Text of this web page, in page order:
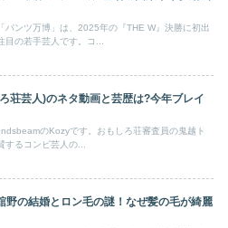
パンツ万博」は、2025年の『THE W』決勝に初出
目の若手芸人です。コ...
荘芸人)のネタ動画と芸歴は?今年ブレイ
のKozyです。おもしろ荘審査員の鬼越ト
するコンビ芸人の...
野の結婚とロン毛の謎！なぜ髪の毛が綺麗